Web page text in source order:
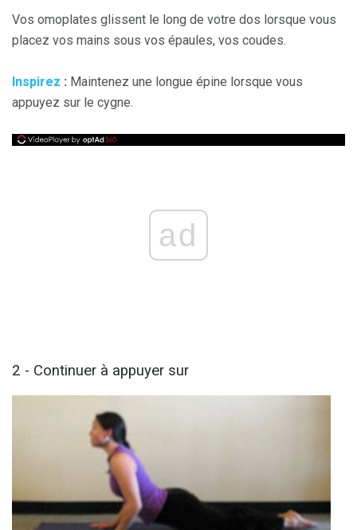
Vos omoplates glissent le long de votre dos lorsque vous
placez vos mains sous vos épaules, vos coudes.
Inspirez : Maintenez une longue épine lorsque vous
appuyez sur le cygne.
ad
2 - Continuer à appuyer sur